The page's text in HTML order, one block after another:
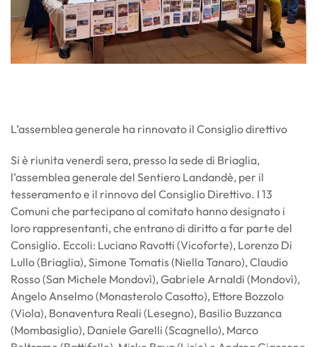
L’assemblea generale ha rinnovato il Consiglio direttivo
Si è riunita venerdì sera, presso la sede di Briaglia,
l’assemblea generale del Sentiero Landandè, per il
tesseramento e il rinnovo del Consiglio Direttivo. I 13
Comuni che partecipano al comitato hanno designato i
loro rappresentanti, che entrano di diritto a far parte del
Consiglio. Eccoli: Luciano Ravotti (Vicoforte), Lorenzo Di
Lullo (Briaglia), Simone Tomatis (Niella Tanaro), Claudio
Rosso (San Michele Mondovì), Gabriele Arnaldi (Mondovì),
Angelo Anselmo (Monasterolo Casotto), Ettore Bozzolo
(Viola), Bonaventura Reali (Lesegno), Basilio Buzzanca
(Mombasiglio), Daniele Garelli (Scagnello), Marco